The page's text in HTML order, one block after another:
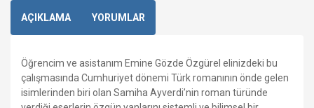
AÇIKLAMA YORUMLAR
Öğrencim ve asistanım Emine Gözde Özgürel elinizdeki bu
çalışmasında Cumhuriyet dönemi Türk romanının önde gelen
isimlerinden biri olan Samiha Ayverdi’nin roman türünde